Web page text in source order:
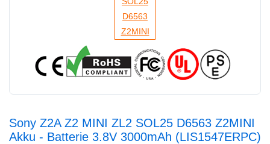
Sony Z2A Z2 MINI ZL2 SOL25 D6563 Z2MINI
Akku - Batterie 3.8V 3000mAh (LIS1547ERPC)